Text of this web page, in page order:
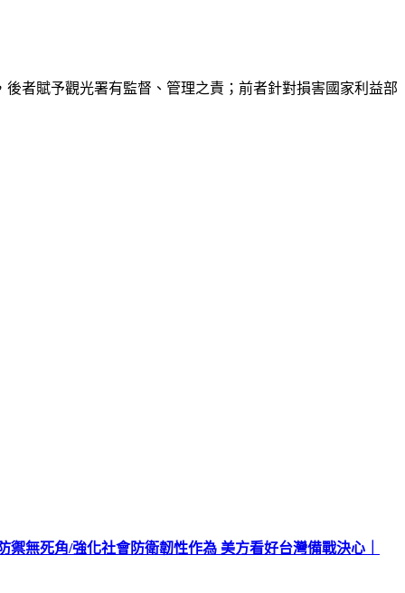
者賦予觀光署有監督、管理之責；前者針對損害國家利益部
無死角/強化社會防衛韌性作為 美方看好台灣備戰決心｜